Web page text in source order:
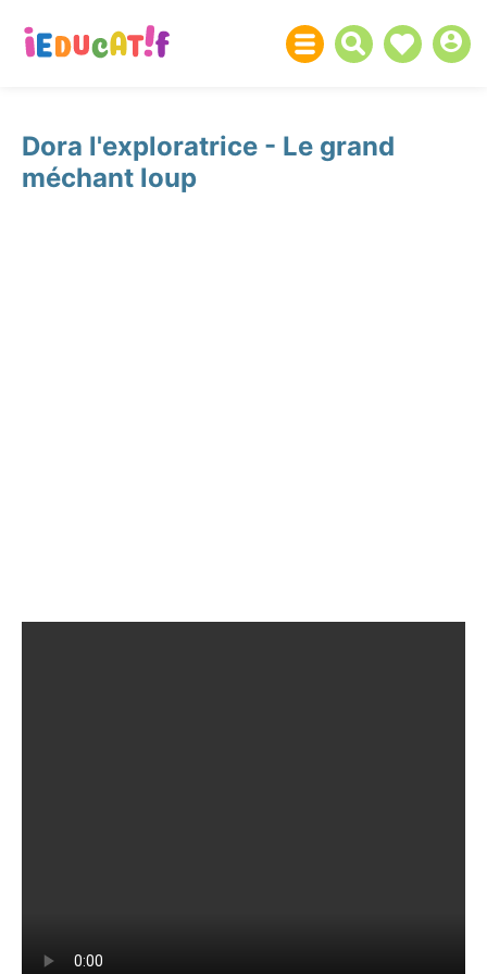
Dora l'exploratrice - Le grand
méchant loup